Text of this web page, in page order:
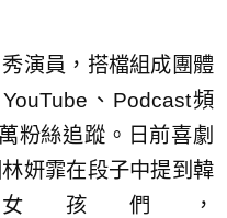
演員，搭檔組成團體
、Podcast頻
粉絲追蹤。日前喜劇
妍霏在段子中提到韓
孩們，